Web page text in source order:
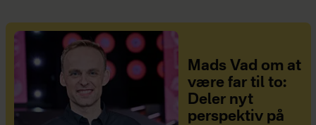
Mads Vad om at
være far til to:
Deler nyt
perspektiv på